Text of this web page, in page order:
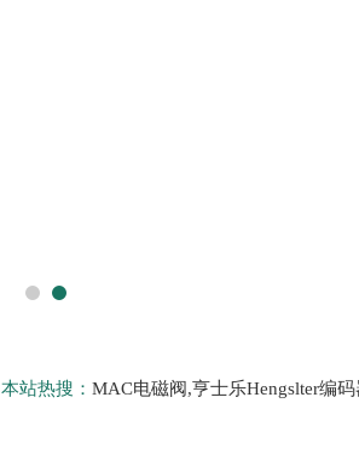
本站热搜： MAC电磁阀,亨士乐Hengslter编